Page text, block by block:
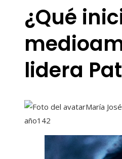
¿Qué
lidera
María
año142